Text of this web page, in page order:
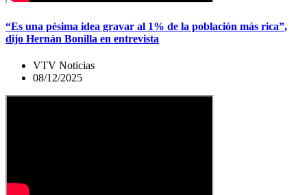
“Es una pésima idea gravar al 1% de la población más rica”,
dijo Hernán Bonilla en entrevista
VTV Noticias
08/12/2025